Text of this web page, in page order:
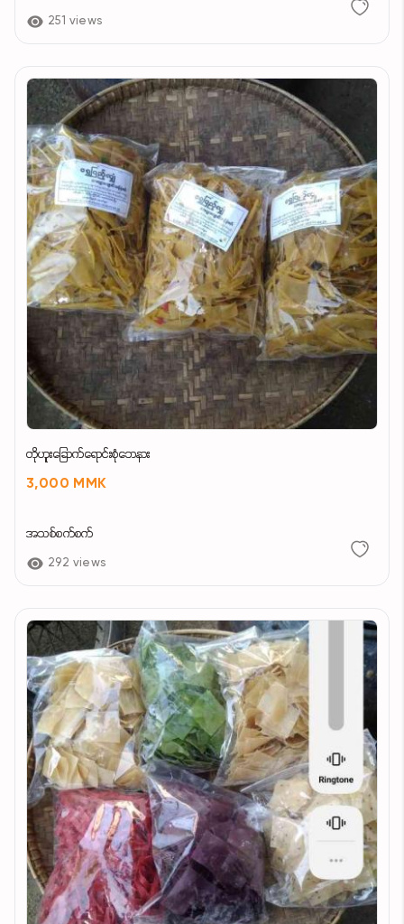
251 views
တိုဟူးခြောက်ရောင်းစုံဘေနား
3,000 MMK
အသစ်စက်စက်
292 views